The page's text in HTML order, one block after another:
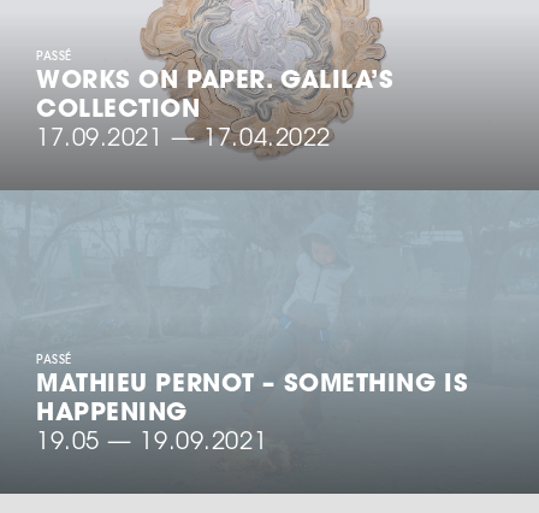
PASSÉ
WORKS ON PAPER. GALILA’S
COLLECTION
17.09.2021—17.04.2022
PASSÉ
MATHIEU PERNOT – SOMETHING IS
HAPPENING
19.05— 19.09.2021